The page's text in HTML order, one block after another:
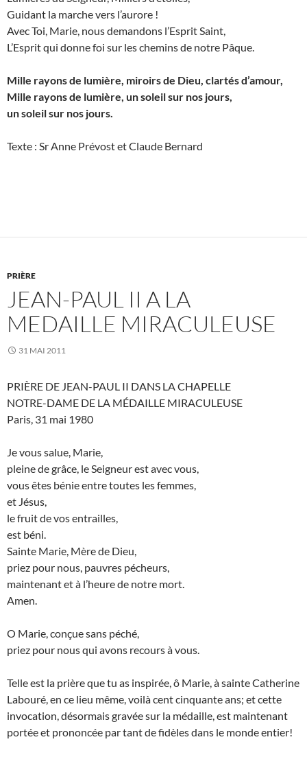
Guidant la marche vers l’aurore !
Avec Toi, Marie, nous demandons l’Esprit Saint,
L’Esprit qui donne foi sur les chemins de notre Pâque.
Mille rayons de lumière, miroirs de Dieu, clartés d’amour,
Mille rayons de lumière, un soleil sur nos jours,
un soleil sur nos jours.
Texte : Sr Anne Prévost et Claude Bernard
PRIÈRE
JEAN-PAUL II A LA
MEDAILLE MIRACULEUSE
31 MAI 2011
PRIÈRE DE JEAN-PAUL II DANS LA CHAPELLE
NOTRE-DAME DE LA MÉDAILLE MIRACULEUSE
Paris, 31 mai 1980
Je vous salue, Marie,
pleine de grâce, le Seigneur est avec vous,
vous êtes bénie entre toutes les femmes,
et Jésus,
le fruit de vos entrailles,
est béni.
Sainte Marie, Mère de Dieu,
priez pour nous, pauvres pécheurs,
maintenant et à l’heure de notre mort.
Amen.
O Marie, conçue sans péché,
priez pour nous qui avons recours à vous.
Telle est la prière que tu as inspirée, ô Marie, à sainte Catherine
Labouré, en ce lieu même, voilà cent cinquante ans; et cette
invocation, désormais gravée sur la médaille, est maintenant
portée et prononcée par tant de fidèles dans le monde entier!